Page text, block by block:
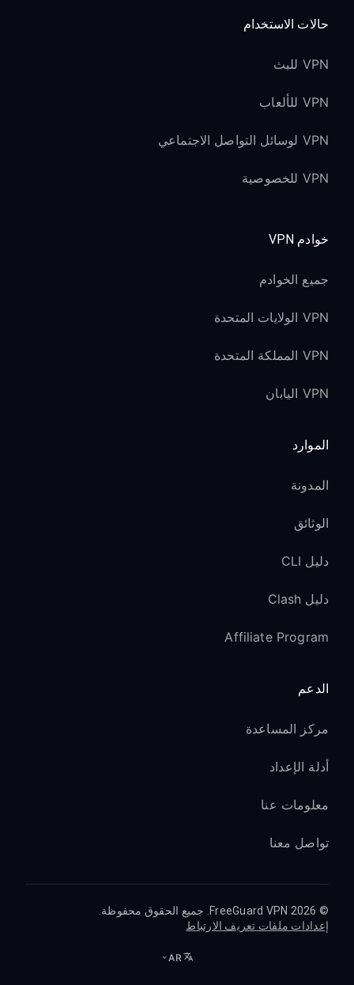
حالات الاستخدام
VPN للبث
VPN للألعاب
VPN لوسائل التواصل الاجتماعي
VPN للخصوصية
خوادم VPN
جميع الخوادم
VPN الولايات المتحدة
VPN المملكة المتحدة
VPN اليابان
الموارد
المدونة
الوثائق
دليل CLI
دليل Clash
Affiliate Program
الدعم
مركز المساعدة
أدلة الإعداد
معلومات عنا
تواصل معنا
© 2026 FreeGuard VPN. جميع الحقوق محفوظة.
إعدادات ملفات تعريف الارتباط
AR